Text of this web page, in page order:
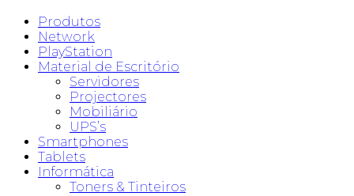
Produtos
Network
PlayStation
Material de Escritório
Servidores
Projectores
Mobiliário
UPS’s
Smartphones
Tablets
Informática
Toners & Tinteiros